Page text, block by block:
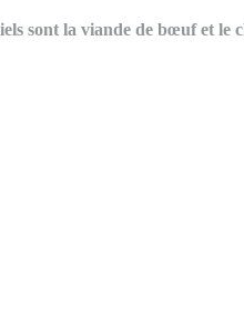
sont la viande de bœuf et